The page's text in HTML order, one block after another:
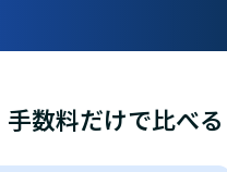
手数料だけで比べ